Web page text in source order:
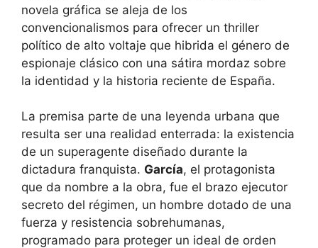
novela gráfica se aleja de los
convencionalismos para ofrecer un thriller
político de alto voltaje que hibrida el género de
espionaje clásico con una sátira mordaz sobre
la identidad y la historia reciente de España.
La premisa parte de una leyenda urbana que
resulta ser una realidad enterrada: la existencia
de un superagente diseñado durante la
dictadura franquista. García, el protagonista
que da nombre a la obra, fue el brazo ejecutor
secreto del régimen, un hombre dotado de una
fuerza y resistencia sobrehumanas,
programado para proteger un ideal de orden